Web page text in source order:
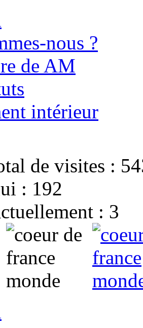
nous ?
de AM
intérieur
de visites :
: 192
: 3